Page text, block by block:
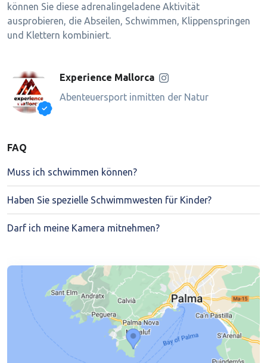
können Sie diese adrenalingeladene Aktivität
ausprobieren, die Abseilen, Schwimmen, Klippenspringen
und Klettern kombiniert.
Experience Mallorca
Abenteuersport inmitten der Natur
FAQ
Muss ich schwimmen können?
Haben Sie spezielle Schwimmwesten für Kinder?
Darf ich meine Kamera mitnehmen?